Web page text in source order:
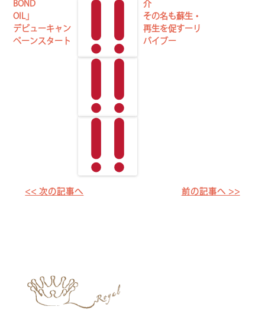
BOND
OIL」
デビューキャン
ペーンスタート
介
その名も蘇生・
再生を促すーリ
バイブー
<< 次の記事へ 前の記事へ >>